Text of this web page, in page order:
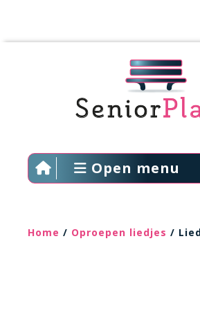
Open menu
Home / Oproepen liedjes /